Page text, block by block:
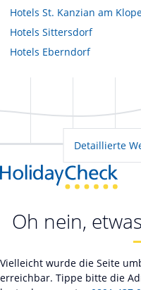
Hotels St. Kanzian am
Hotels Sittersdorf
Hotels Eberndorf
Detaillierte
Oh nein,
Vielleicht wurde die Seite
erreichbar. Tippe bitte die